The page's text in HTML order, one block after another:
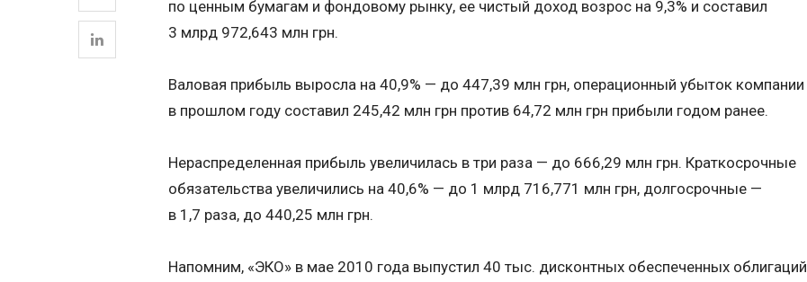
по ценным бумагам и фондовому рынку, ее чистый доход возрос на 9,3% и составил
3 млрд 972,643 млн грн.
Валовая прибыль выросла на 40,9% — до 447,39 млн грн, операционный убыток компании
в прошлом году составил 245,42 млн грн против 64,72 млн грн прибыли годом ранее.
Нераспределенная прибыль увеличилась в три раза — до 666,29 млн грн. Краткосрочные
обязательства увеличились на 40,6% — до 1 млрд 716,771 млн грн, долгосрочные —
в 1,7 раза, до 440,25 млн грн.
Напомним, «ЭКО» в мае 2010 года выпустил 40 тыс. дисконтных обеспеченных облигаций